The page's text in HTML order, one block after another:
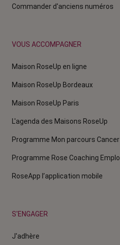
Commander d'anciens numéros
VOUS ACCOMPAGNER
Maison RoseUp en ligne
Maison RoseUp Bordeaux
Maison RoseUp Paris
L'agenda des Maisons RoseUp
Programme Mon parcours
Programme Rose Coaching
RoseApp l’application mobile
S'ENGAGER
J'adhère